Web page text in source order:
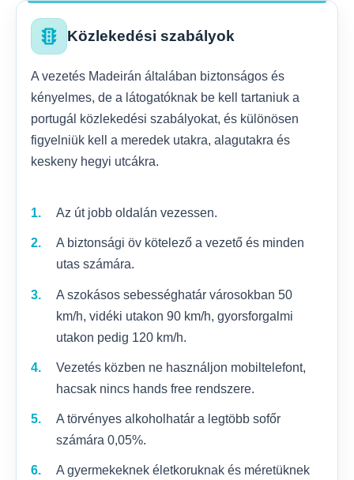
traffic Közlekedési szabályok
A vezetés Madeirán általában biztonságos és
kényelmes, de a látogatóknak be kell tartaniuk a
portugál közlekedési szabályokat, és különösen
figyelniük kell a meredek utakra, alagutakra és
keskeny hegyi utcákra.
Az út jobb oldalán vezessen.
A biztonsági öv kötelező a vezető és minden
utas számára.
A szokásos sebességhatár városokban 50
km/h, vidéki utakon 90 km/h, gyorsforgalmi
utakon pedig 120 km/h.
Vezetés közben ne használjon mobiltelefont,
hacsak nincs hands free rendszere.
A törvényes alkoholhatár a legtöbb sofőr
számára 0,05%.
A gyermekeknek életkoruknak és méretüknek